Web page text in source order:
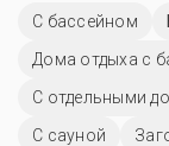
С бассейном
Дома отдыха с
С отдельными
С сауной